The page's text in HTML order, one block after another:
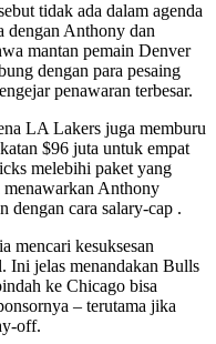
tidak ada dalam agenda
dengan Anthony dan
mantan pemain Denver
dengan para pesaing
penawaran terbesar.
LA Lakers juga memburu
$96 juta untuk empat
melebihi paket yang
Anthony
dengan cara salary-cap .
mencari kesuksesan
Ini jelas menandakan Bulls
ke Chicago bisa
– terutama jika
off.